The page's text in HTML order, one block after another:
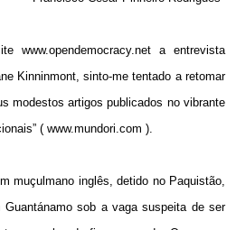
www.opendemocracy.net a entrevista
Kinninmont, sinto-me tentado a retomar
modestos artigos publicados no vibrante
( www.mundori.com ).
muçulmano inglês, detido no Paquistão,
sob a vaga suspeita de ser